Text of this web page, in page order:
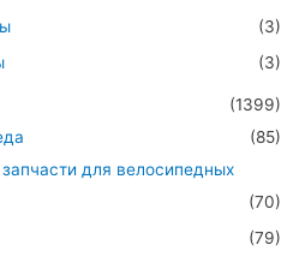
(3)
(3)
(1399)
(85)
для велосипедных
(70)
(79)